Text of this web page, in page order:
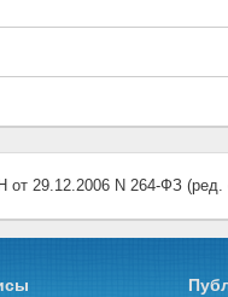
29.12.2006 N 264-ФЗ